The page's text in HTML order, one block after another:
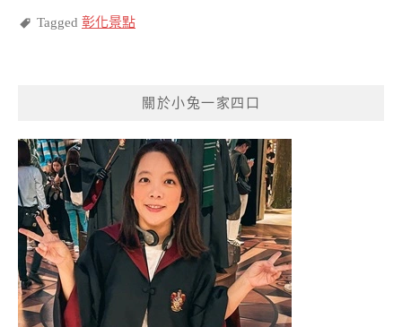
Tagged 彰化景點
關於小兔一家四口